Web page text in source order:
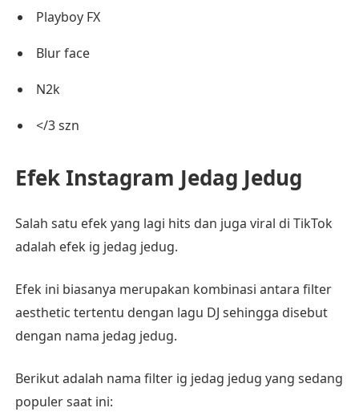
Playboy FX
Blur face
N2k
</3 szn
Efek Instagram Jedag Jedug
Salah satu efek yang lagi hits dan juga viral di TikTok
adalah efek ig jedag jedug.
Efek ini biasanya merupakan kombinasi antara filter
aesthetic tertentu dengan lagu DJ sehingga disebut
dengan nama jedag jedug.
Berikut adalah nama filter ig jedag jedug yang sedang
populer saat ini: